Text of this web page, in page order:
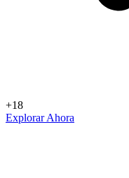
+18
Explorar Ahora